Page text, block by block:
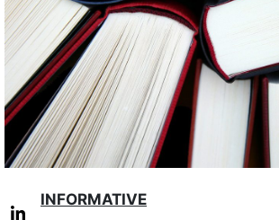
INFORMATIVE